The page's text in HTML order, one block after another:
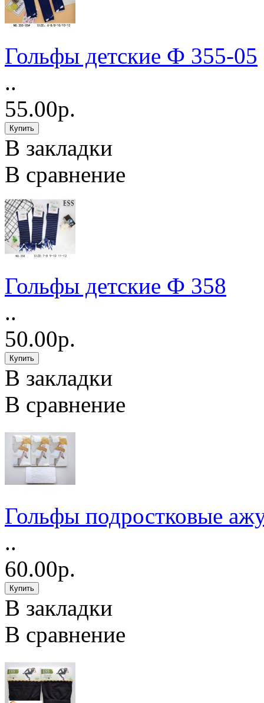
Гольфы детские Ф 355-05
..
55.00р.
В закладки
В сравнение
Гольфы детские Ф 358
..
50.00р.
В закладки
В сравнение
Гольфы подростковые
..
60.00р.
В закладки
В сравнение